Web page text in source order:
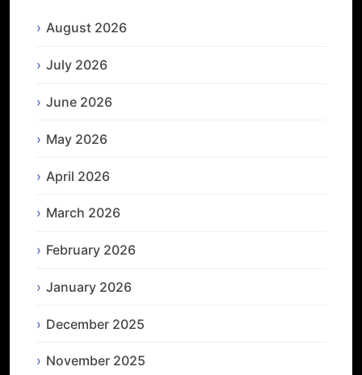
August 2026
July 2026
June 2026
May 2026
April 2026
March 2026
February 2026
January 2026
December 2025
November 2025